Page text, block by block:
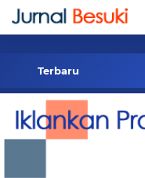
-->
Terbaru